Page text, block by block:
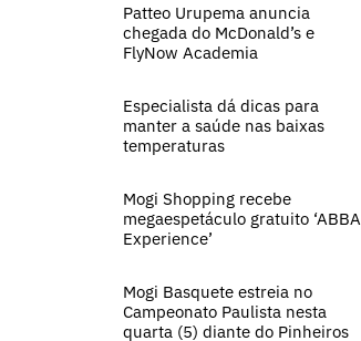
Patteo Urupema anuncia
chegada do McDonald’s e
FlyNow Academia
Especialista dá dicas para
manter a saúde nas baixas
temperaturas
Mogi Shopping recebe
megaespetáculo gratuito ‘ABBA
Experience’
Mogi Basquete estreia no
Campeonato Paulista nesta
quarta (5) diante do Pinheiros